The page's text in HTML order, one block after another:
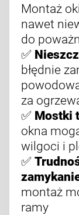
Montaż
nawet
do
✅
błędnie
za
✅ Mostki
okna
wilgoci i
✅
montaż
ramy